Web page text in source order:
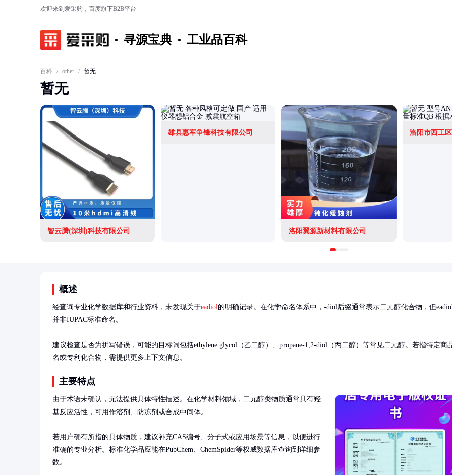
欢迎来到爱采购，百度旗下B2B平台
寻源宝典 工业品百科
百科 / other / 暂无
暂无
智云腾(深圳)科技有限公司
雄县惠军争锋科技有限公司
洛阳翼源新材料有限公司
洛阳市西工
概述
经查询专业化学数据库和行业资料，未发现关于eadiol的明确记录。在化学命名体系中，-diol后缀通常表示二元醇化合物，但
并非IUPAC标准命名。
建议检查是否为拼写错误，可能的目标词包括ethylene glycol（乙二醇）、propane-1,2-diol（丙二醇）等常见二元醇。若指特定商
名或专利化合物，需提供更多上下文信息。
主要特点
由于术语未确认，无法提供具体特性描述。在化学材料领域，二元醇类物质通常具有羟
基反应活性，可用作溶剂、防冻剂或合成中间体。
若用户确有所指的具体物质，建议补充CAS编号、分子式或应用场景等信息，以便进行
准确的专业分析。标准化学品应能在PubChem、ChemSpider等权威数据库查询到详细参
数。